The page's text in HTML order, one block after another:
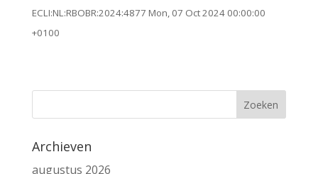
ECLI:NL:RBOBR:2024:4877 Mon, 07 Oct 2024 00:00:00
+0100
Archieven
augustus 2026